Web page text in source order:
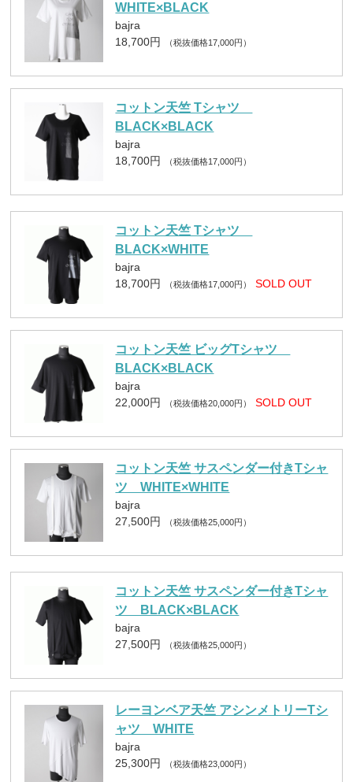
WHITE×BLACK
bajra
18,700円
（税抜価格17,000円）
コットン天竺 Tシャツ
BLACK×BLACK
bajra
18,700円
（税抜価格17,000円）
コットン天竺 Tシャツ
BLACK×WHITE
bajra
18,700円
（税抜価格17,000円） SOLD OUT
コットン天竺 ビッグTシャツ
BLACK×BLACK
bajra
22,000円
（税抜価格20,000円） SOLD OUT
コットン天竺 サスペンダー付きTシャ
ツ WHITE×WHITE
bajra
27,500円
（税抜価格25,000円）
コットン天竺 サスペンダー付きTシャ
ツ BLACK×BLACK
bajra
27,500円
（税抜価格25,000円）
レーヨンベア天竺 アシンメトリーTシ
ャツ WHITE
bajra
25,300円
（税抜価格23,000円）